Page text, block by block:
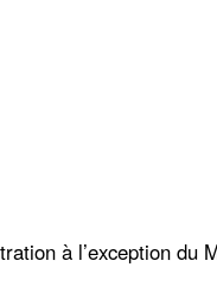
à l’exception du